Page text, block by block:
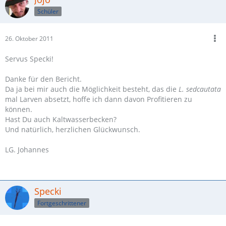
.
.
.
.
Habe heute schon 3 umgewandelte Garnelen im Aquarium
entdeckt!
Schüler
26. Oktober 2011
Servus Specki!
Danke für den Bericht.
Da ja bei mir auch die Möglichkeit besteht, das die L. sedcautata
mal Larven absetzt, hoffe ich dann davon Profitieren zu
können.
Hast Du auch Kaltwasserbecken?
Und natürlich, herzlichen Glückwunsch.
LG. Johannes
Specki
Fortgeschrittener